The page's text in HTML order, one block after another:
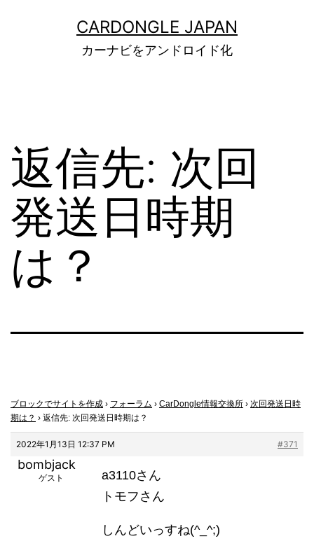
CARDONGLE JAPAN
カーナビをアンドロイド化
返信先: 次回
発送日時期
は？
ブロックでサイトを作成 › フォーラム › CarDongle情報交換所 › 次回発送日時
期は？ › 返信先: 次回発送日時期は？
2022年1月13日 12:37 PM #371
bombjack
ゲスト
a3110さん
トモフさん
しんどいっすね(^_^;)